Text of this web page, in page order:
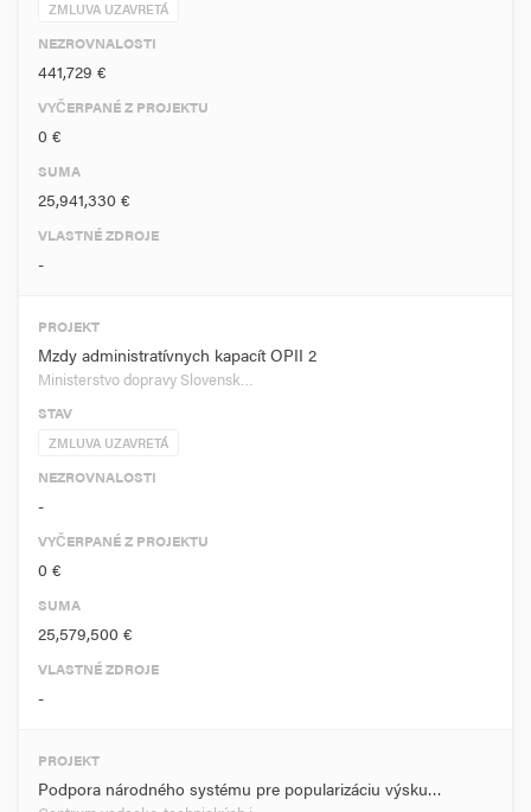
ZMLUVA UZAVRETÁ
NEZROVNALOSTI
441,729 €
VYČERPANÉ Z PROJEKTU
0 €
SUMA
25,941,330 €
VLASTNÉ ZDROJE
-
PROJEKT
Mzdy administratívnych kapacít OPII 2
Ministerstvo dopravy Slovensk…
STAV
ZMLUVA UZAVRETÁ
NEZROVNALOSTI
-
VYČERPANÉ Z PROJEKTU
0 €
SUMA
25,579,500 €
VLASTNÉ ZDROJE
-
PROJEKT
Podpora národného systému pre popularizáciu výsku…